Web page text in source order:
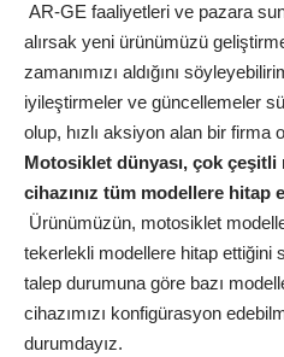
AR-GE faaliyetleri ve pazara
alırsak yeni ürünümüzü
zamanımızı aldığını
iyileştirmeler ve güncellemeler
olup, hızlı aksiyon alan bir firma
Motosiklet dünyası, çok çeşitli
cihazınız tüm modellere hitap
Ürünümüzün, motosiklet
tekerlekli modellere hitap ettiğini
talep durumuna göre bazı
cihazımızı konfigürasyon
durumdayız.